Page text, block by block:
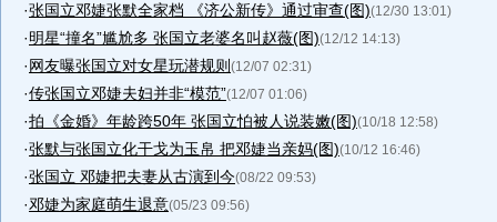
·张国立邓婕张默全家档 《济公新传》通过审查(图)(12/30 13:01)
·明星“撞名”尴尬多 张国立老婆名叫赵薇(图)(12/12 14:13)
·网友曝张国立对女星玩潜规则 (12/07 02:31)
·传张国立邓婕夫妇并非“模范”(12/07 01:06)
·拍《金婚》年龄跨50年 张国立怕被人说装嫩(图)(10/18 12:58)
·张默与张国立化干戈为玉帛 把邓婕当亲妈(图)(10/12 16:46)
·张国立 邓婕把夫妻从古演到今(08/22 09:53)
·邓婕为家庭萌生退意(05/23 09:56)